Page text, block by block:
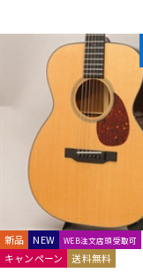
新品 NEW WEB注文店頭受取可
キャンペーン 送料無料